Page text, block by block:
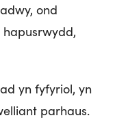
ond
hapusrwydd,
yn fyfyriol, yn
parhaus.